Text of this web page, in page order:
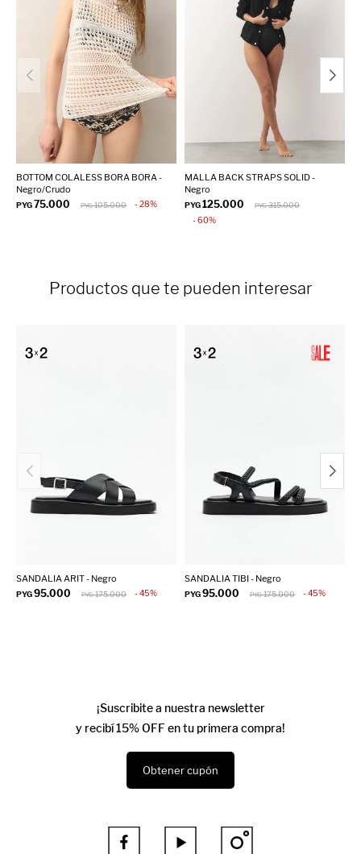
BOTTOM COLALESS BORA BORA -
Negro/Crudo
PYG75.000 PYG 105.000 28
MALLA BACK STRAPS SOLID -
Negro
PYG125.000 PYG 315.000
60
Productos que te pueden interesar
SANDALIA ARIT - Negro
PYG95.000 PYG 175.000 45
SANDALIA TIBI - Negro
PYG95.000 PYG 175.000 45
¡Suscribite a nuestra newsletter
y recibí 15% OFF en tu primera compra!
Obtener cupón
  